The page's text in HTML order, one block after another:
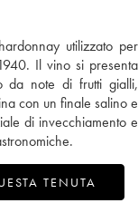
utilizzato per
Il vino si presenta
da note di frutti gialli,
con un finale salino e
di invecchiamento e
TENUTA